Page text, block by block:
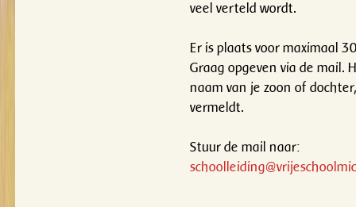
veel verteld wordt.
Er is plaats voor maximaal
Graag opgeven via de mail.
naam van je zoon of
vermeldt.
Stuur de mail naar: